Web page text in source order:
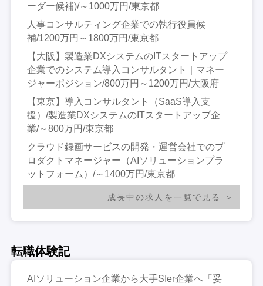
ーダー候補)/～1000万円/東京都
人事コンサルティング企業での執行役員候
補/1200万円～1800万円/東京都
【大阪】製造業DXシステムのITスタートアップ
企業でのシステム導入コンサルタント｜マネー
ジャーポジション/800万円～1200万円/大阪府
【東京】導入コンサルタント（SaaS導入支
援）/製造業DXシステムのITスタートアップ企
業/～800万円/東京都
クラウド録画サービスの開発・運営会社でのプ
ロダクトマネージャー（AIソリューションプラ
ットフォーム）/～1400万円/東京都
成長中の求人を一覧で見る
転職体験記
AIソリューション企業から大手SIer企業へ「妥